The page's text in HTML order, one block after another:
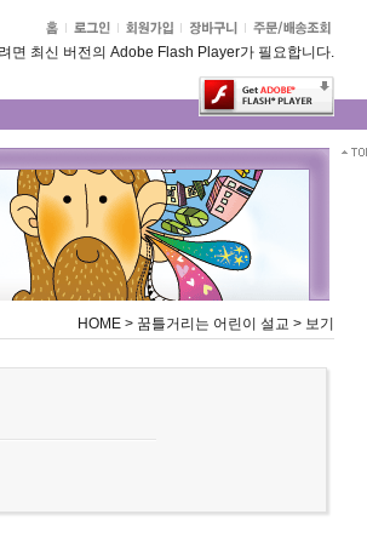
면 최신 버전의 Adobe Flash Player가 필요합니다.
HOME > 꿈틀거리는 어린이 설교 > 보기